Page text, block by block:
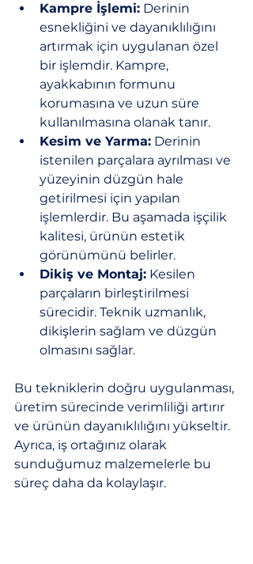
Kampre İşlemi: Derinin
esnekliğini ve dayanıklılığını
artırmak için uygulanan özel
bir işlemdir. Kampre,
ayakkabının formunu
korumasına ve uzun süre
kullanılmasına olanak tanır.
Kesim ve Yarma: Derinin
istenilen parçalara ayrılması ve
yüzeyinin düzgün hale
getirilmesi için yapılan
işlemlerdir. Bu aşamada işçilik
kalitesi, ürünün estetik
görünümünü belirler.
Dikiş ve Montaj: Kesilen
parçaların birleştirilmesi
sürecidir. Teknik uzmanlık,
dikişlerin sağlam ve düzgün
olmasını sağlar.
Bu tekniklerin doğru uygulanması,
üretim sürecinde verimliliği artırır
ve ürünün dayanıklılığını yükseltir.
Ayrıca, iş ortağınız olarak
sunduğumuz malzemelerle bu
süreç daha da kolaylaşır.